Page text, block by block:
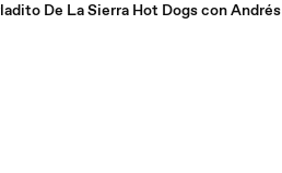
De La Sierra Hot Dogs con Andrés